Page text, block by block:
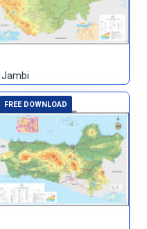
Jambi
FREE DOWNLOAD